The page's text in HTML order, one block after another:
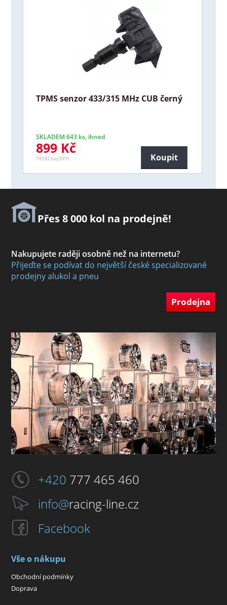
TPMS senzor 433/315 MHz CUB černý
SKLADEM 643 ks, ihned
899 Kč
743 Kč bez DPH Koupit
Přes 8 000 kol na prodejně!
Nakupujete raději osobně než na internetu?
Přijeďte se podívat do největší české specializované
prodejny alukol a pneu
Prodejna
+420 777 465 460
info@racing-line.cz
Facebook
Vše o nákupu
Obchodní podmínky
Doprava